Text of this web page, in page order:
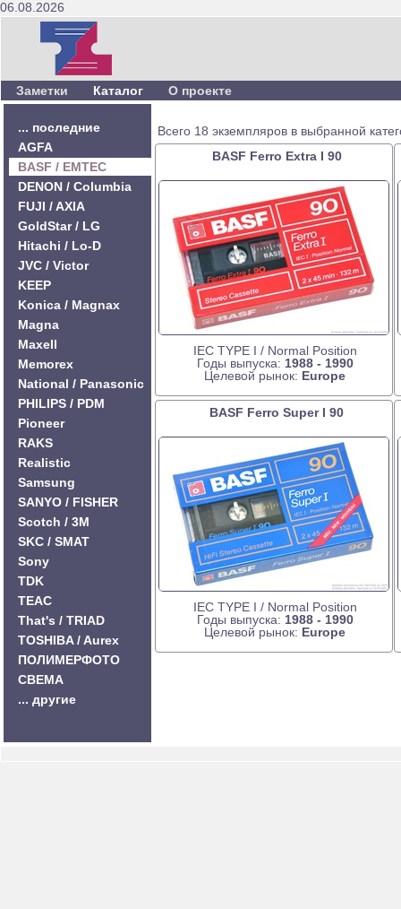
06.08.2026
Заметки Каталог О проекте
... последние
AGFA
BASF / EMTEC
DENON / Columbia
FUJI / AXIA
GoldStar / LG
Hitachi / Lo-D
JVC / Victor
KEEP
Konica / Magnax
Magna
Maxell
Memorex
National / Panasonic
PHILIPS / PDM
Pioneer
RAKS
Realistic
Samsung
SANYO / FISHER
Scotch / 3M
SKC / SMAT
Sony
TDK
TEAC
That's / TRIAD
TOSHIBA / Aurex
ПОЛИМЕРФОТО
СВЕМА
... другие
Всего 18 экземпляров в выбранной
BASF Ferro Extra I 90
IEC TYPE I / Normal Position
Годы выпуска: 1988 - 1990
Целевой рынок: Europe
BASF Ferro Super I 90
IEC TYPE I / Normal Position
Годы выпуска: 1988 - 1990
Целевой рынок: Europe